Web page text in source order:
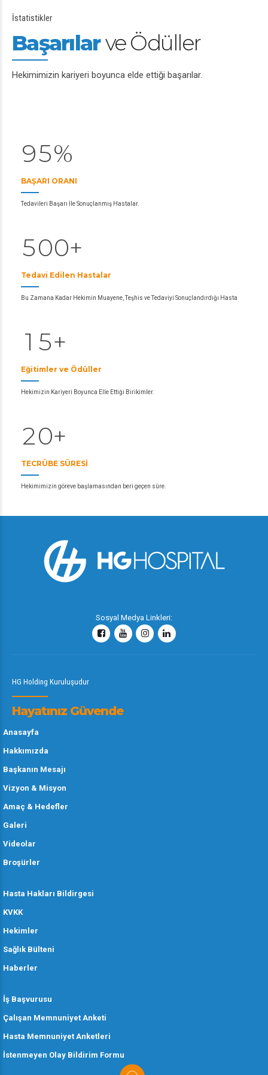
İstatistikler
Başarılar ve Ödüller
Hekimimizin kariyeri boyunca elde ettiği başarılar.
3
4
5
6
9
0
0
1
2
5
6
8
9
0
%
BAŞARI ORANI
Tedavileri Başarı İle Sonuçlanmış Hastalar.
1
2
3
5
6
8
9
0
0
1
2
4
5
6
8
9
0
0
1
2
4
5
6
8
9
0
+
Tedavi Edilen Hastalar
Bu Zamana Kadar Hekimin Muayene, Teşhis ve Tedaviyi Sonuçlandırdığı Hasta
1
2
4
5
6
7
1
2
3
5
6
7
9
0
+
Eğitimler ve Ödüller
Hekimizin Kariyeri Boyunca Elle Ettiği Birikimler.
0
2
3
0
1
2
3
5
6
0
+
TECRÜBE SÜRESİ
Hekimimizin göreve başlamasından beri geçen süre.
Sosyal Medya Linkleri:
HG Holding Kuruluşudur
Hayatınız Güvende
Anasayfa
Hakkımızda
Başkanın Mesajı
Vizyon & Misyon
Amaç & Hedefler
Galeri
Videolar
Broşürler
Hasta Hakları Bildirgesi
KVKK
Hekimler
Sağlık Bülteni
Haberler
İş Başvurusu
Çalışan Memnuniyet Anketi
Hasta Memnuniyet Anketleri
İstenmeyen Olay Bildirim Formu